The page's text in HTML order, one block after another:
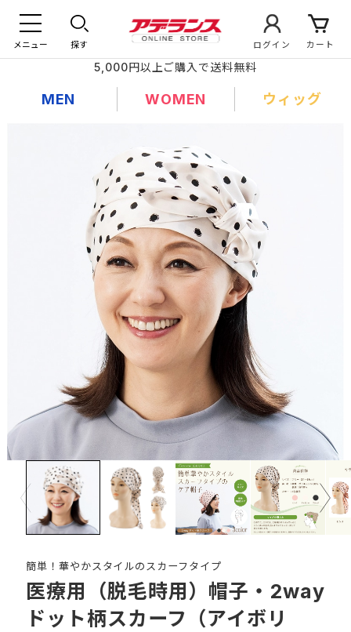
メニュー 探す ログイン カート
5,000円以上ご購入で送料無料
MEN WOMEN ウィッグ
医療用（脱毛時用）帽子・2way
ドット柄スカーフ（アイボリ
簡単！華やかスタイルのスカーフタイプ